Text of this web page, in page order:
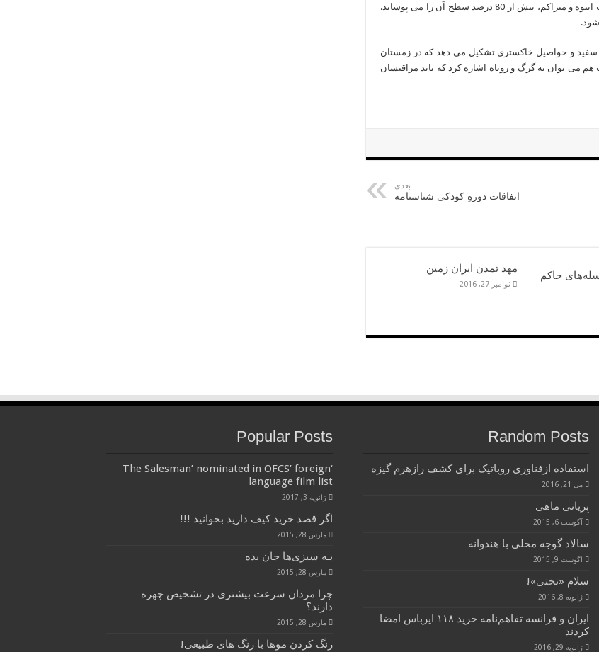
در اطراف دریاچه بیشتر گیاه نی دیده می شود که به صورت انبوه و متراکم، بیش از 80 درصد سطح آن را می پوشاند.
و حواصیل خاکستری تشکیل می دهد که در زمستان
هم می توان به گرگ و روباه اشاره کرد که باید مراقبشان
بعدی
اتفاقات دورهِ کودکی شناسنامه
حاکم
مهد تمدن ایران زمین
نوامبر 27, 2016
Random Posts
استفاده ازفناوری روباتیک برای کشف رازهرم گیزه
می 21, 2016
بِریانی ماهی
آگوست 6, 2015
سالاد گوجه محلی با هندوانه
آگوست 9, 2015
سلام «تختی»!
ژانویه 8, 2016
ایران و فرانسه تفاهم‌نامه خرید ۱۱۸ ایرباس امضا
کردند
ژانویه 29, 2016
Popular Posts
‘The Salesman’ nominated in OFCS’ foreign
language film list
ژانویه 3, 2017
اگر قصد خرید کیف دارید بخوانید !!!
مارس 28, 2015
بـه سبزی‌ها جان بده
مارس 28, 2015
چرا مردان سرعت بیشتری در تشخیص چهره
دارند؟
مارس 28, 2015
رنگ کردن موها با رنگ های طبیعی!